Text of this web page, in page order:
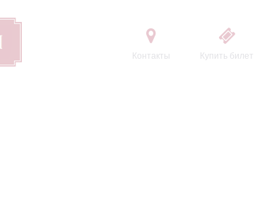
Контакты Купить билет